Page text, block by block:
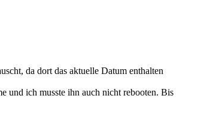
da dort das aktuelle Datum enthalten
und ich musste ihn auch nicht rebooten. Bis